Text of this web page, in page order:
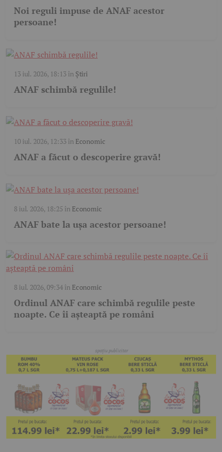
Noi reguli impuse de ANAF acestor
persoane!
13 iul. 2026, 18:13în Știri
ANAF schimbă regulile!
10 iul. 2026, 12:33în Economic
ANAF a făcut o descoperire gravă!
8 iul. 2026, 18:25 în Economic
ANAF bate la ușa acestor persoane!
8 iul. 2026, 09:34în Economic
Ordinul ANAF care schimbă regulile peste
noapte. Ce îi așteaptă pe români